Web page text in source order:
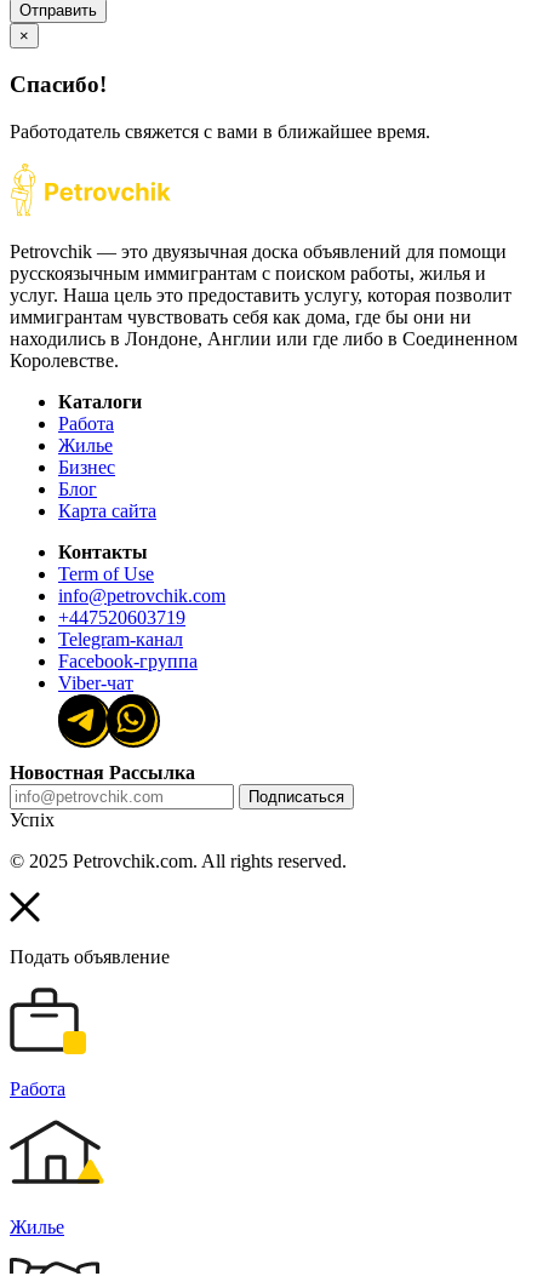
Отправить
×
Спасибо!
Работодатель свяжется с вами в ближайшее время.
Petrovchik — это двуязычная доска объявлений для помощи
русскоязычным иммигрантам с поиском работы, жилья и
услуг. Наша цель это предоставить услугу, которая позволит
иммигрантам чувствовать себя как дома, где бы они ни
находились в Лондоне, Англии или где либо в Соединенном
Королевстве.
Каталоги
Работа
Жилье
Бизнес
Блог
Карта сайта
Контакты
Term of Use
info@petrovchik.com
+447520603719
Telegram-канал
Facebook-группа
Viber-чат
Новостная Рассылка
Подписаться
Успіх
© 2025 Petrovchik.com. All rights reserved.
Подать объявление
Работа
Жилье